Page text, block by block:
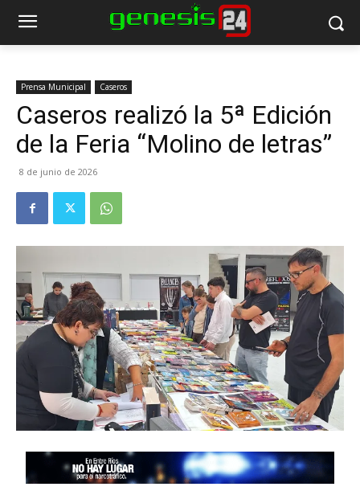
Prensa Municipal Caseros
Caseros realizó la 5ª Edición
de la Feria “Molino de letras”
8 de junio de 2026